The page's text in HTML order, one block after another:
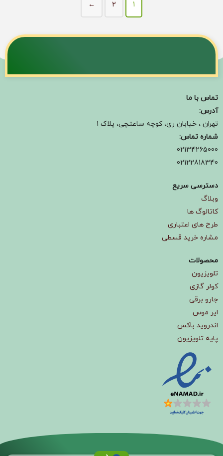
1
2
←
تماس با ما
آدرس:
تهران ، خیابان ری، کوچه ساعتچی، پلاک 1
شماره تماس:
02134265000
02122818340
دسترسی سریع
وبلاگ
کاتالوگ ها
طرح های اعتباری
مشاره خرید قسطی
محصولات
تلویزیون
کولر گازی
جارو برقی
ایر موس
اندروید باکس
پایه تلویزیون